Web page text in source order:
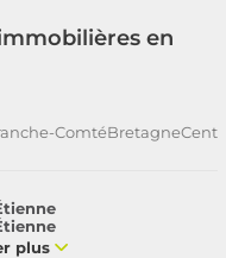
en
ComtéBretagne
plus